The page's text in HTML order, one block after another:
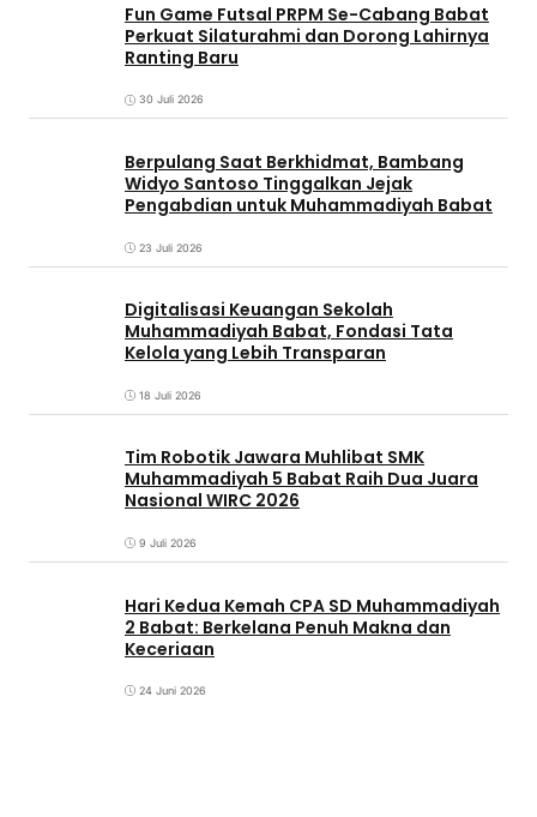
Fun Game Futsal PRPM Se-Cabang Babat
Perkuat Silaturahmi dan Dorong Lahirnya
Ranting Baru
30 Juli 2026
Berpulang Saat Berkhidmat, Bambang
Widyo Santoso Tinggalkan Jejak
Pengabdian untuk Muhammadiyah Babat
23 Juli 2026
Digitalisasi Keuangan Sekolah
Muhammadiyah Babat, Fondasi Tata
Kelola yang Lebih Transparan
18 Juli 2026
Tim Robotik Jawara Muhlibat SMK
Muhammadiyah 5 Babat Raih Dua Juara
Nasional WIRC 2026
9 Juli 2026
‎Hari Kedua Kemah CPA SD Muhammadiyah
2 Babat: Berkelana Penuh Makna dan
Keceriaan
24 Juni 2026